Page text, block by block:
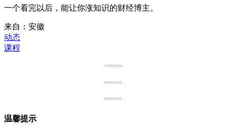
一个看完以后，能让你涨知识的财经博主。
来自：安徽
动态
课程
没有相关内容~
没有相关内容~
没有相关内容~
温馨提示